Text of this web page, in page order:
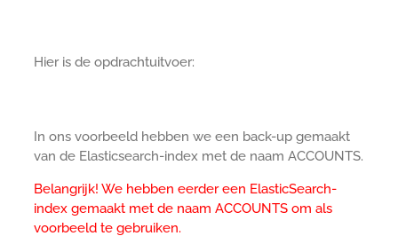
Hier is de opdrachtuitvoer:
In ons voorbeeld hebben we een back-up gemaakt
van de Elasticsearch-index met de naam ACCOUNTS.
Belangrijk! We hebben eerder een ElasticSearch-
index gemaakt met de naam ACCOUNTS om als
voorbeeld te gebruiken.